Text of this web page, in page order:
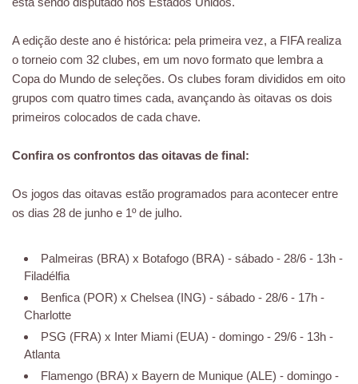
A edição deste ano é histórica: pela primeira vez, a FIFA realiza
o torneio com 32 clubes, em um novo formato que lembra a
Copa do Mundo de seleções. Os clubes foram divididos em oito
grupos com quatro times cada, avançando às oitavas os dois
primeiros colocados de cada chave.
Confira os confrontos das oitavas de final:
Os jogos das oitavas estão programados para acontecer entre
os dias 28 de junho e 1º de julho.
Palmeiras (BRA) x Botafogo (BRA) - sábado - 28/6 - 13h -
Filadélfia
Benfica (POR) x Chelsea (ING) - sábado - 28/6 - 17h -
Charlotte
PSG (FRA) x Inter Miami (EUA) - domingo - 29/6 - 13h -
Atlanta
Flamengo (BRA) x Bayern de Munique (ALE) - domingo -